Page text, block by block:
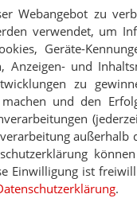
Webangebot zu
verwendet, um
Geräte-
Anzeigen- und
zu
und den
außerhalb
Einwilligung ist
.
in Sicht